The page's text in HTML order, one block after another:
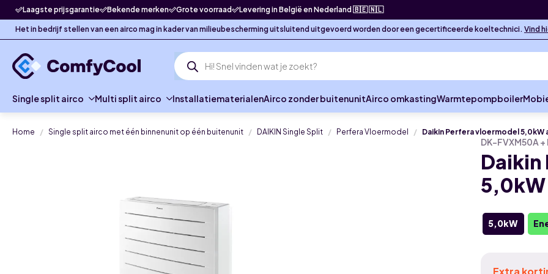
Laagste prijsgarantie Bekende merken Grote voorraad Levering in België en Nederland 🇧🇪 🇳🇱
Het in bedrijf stellen van een airco mag in kader van milieubescherming uitsluitend uitgevoerd worden door een gecertificeerde koeltechnici. Vind
Producten
zoeken
Single split airco Multi split airco InstallatiematerialenAirco zonder buitenunitAirco omkastingWarmtepompboiler
Home Single split airco met één binnenunit op één buitenunit DAIKIN Single Split Perfera Vloermodel Daikin Perfera vloermodel
DK-FVXM50A +
5,0kW
Extra